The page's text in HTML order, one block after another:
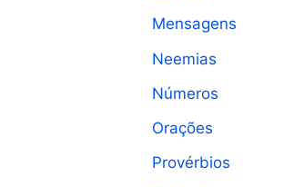
Mensagens
Neemias
Números
Orações
Provérbios